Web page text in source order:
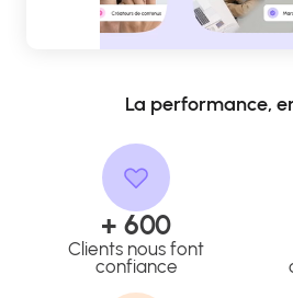
La performance,
+ 600
Clients nous font
confiance